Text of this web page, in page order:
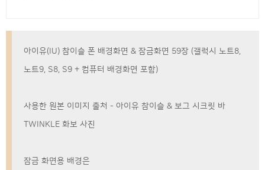
아이유(IU) 참이슬 폰 배경화면 & 잠금화면 59장 (갤럭시 노트8,
노트9, S8, S9 + 컴퓨터 배경화면 포함)
사용한 원본 이미지 출처 - 아이유 참이슬 & 보그 시크릿 바
TWINKLE 화보 사진
잠금 화면용 배경은